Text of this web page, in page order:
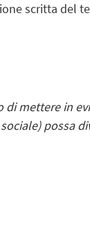
scritta del
mettere in
possa